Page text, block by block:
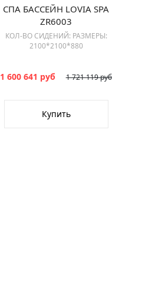
СПА БАССЕЙН LOVIA SPA
ZR6003
КОЛ-ВО СИДЕНИЙ: РАЗМЕРЫ:
2100*2100*880
1 721 119 руб
1 600 641 руб
Купить